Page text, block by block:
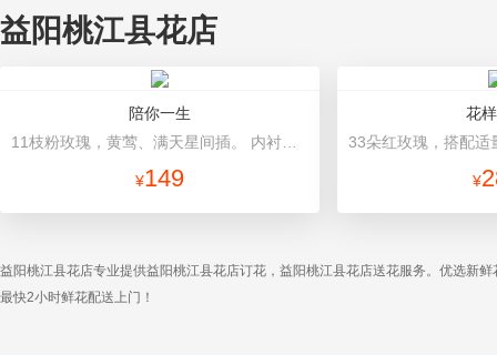
益阳桃江县花店
陪你一生
¥149
花
¥
益阳桃江县花店专业提供益阳桃江县花店订花，益阳桃江县花店送花服务。优选新
最快2小时鲜花配送上门！